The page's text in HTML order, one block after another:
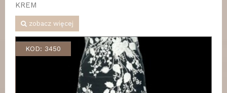
KREM
zobacz więcej
KOD: 3450